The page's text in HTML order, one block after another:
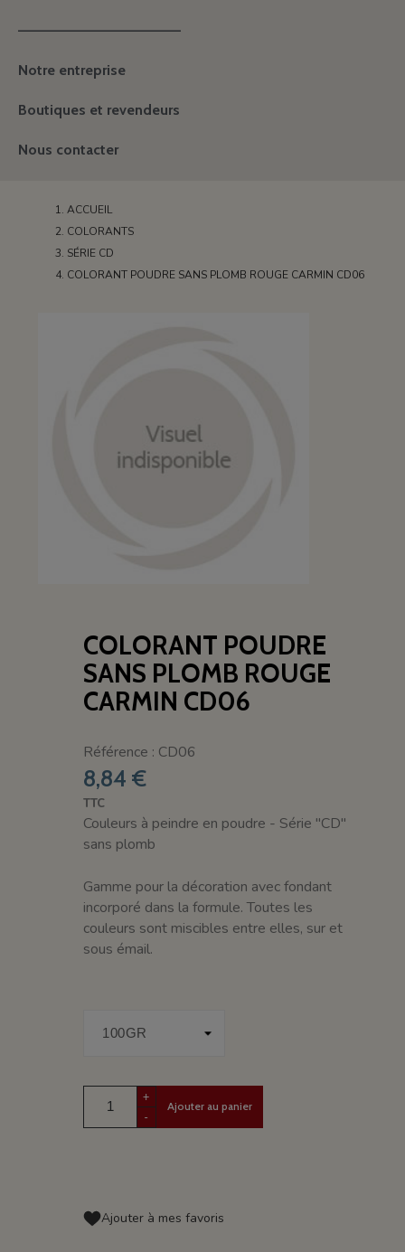
———————————————
Notre entreprise
Boutiques et revendeurs
Nous contacter
ACCUEIL
COLORANTS
SÉRIE CD
COLORANT POUDRE SANS PLOMB ROUGE CARMIN CD06
COLORANT POUDRE
SANS PLOMB ROUGE
CARMIN CD06
Référence : CD06
8,84 €
TTC
Couleurs à peindre en poudre - Série "CD"
sans plomb
Gamme pour la décoration avec fondant
incorporé dans la formule. Toutes les
couleurs sont miscibles entre elles, sur et
sous émail.
+
-
Ajouter au panier
Ajouter à mes favoris